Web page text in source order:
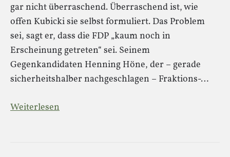
gar nicht überraschend. Überraschend ist, wie
offen Kubicki sie selbst formuliert. Das Problem
sei, sagt er, dass die FDP „kaum noch in
Erscheinung getreten“ sei. Seinem
Gegenkandidaten Henning Höne, der – gerade
sicherheitshalber nachgeschlagen – Fraktions-…
Weiterlesen